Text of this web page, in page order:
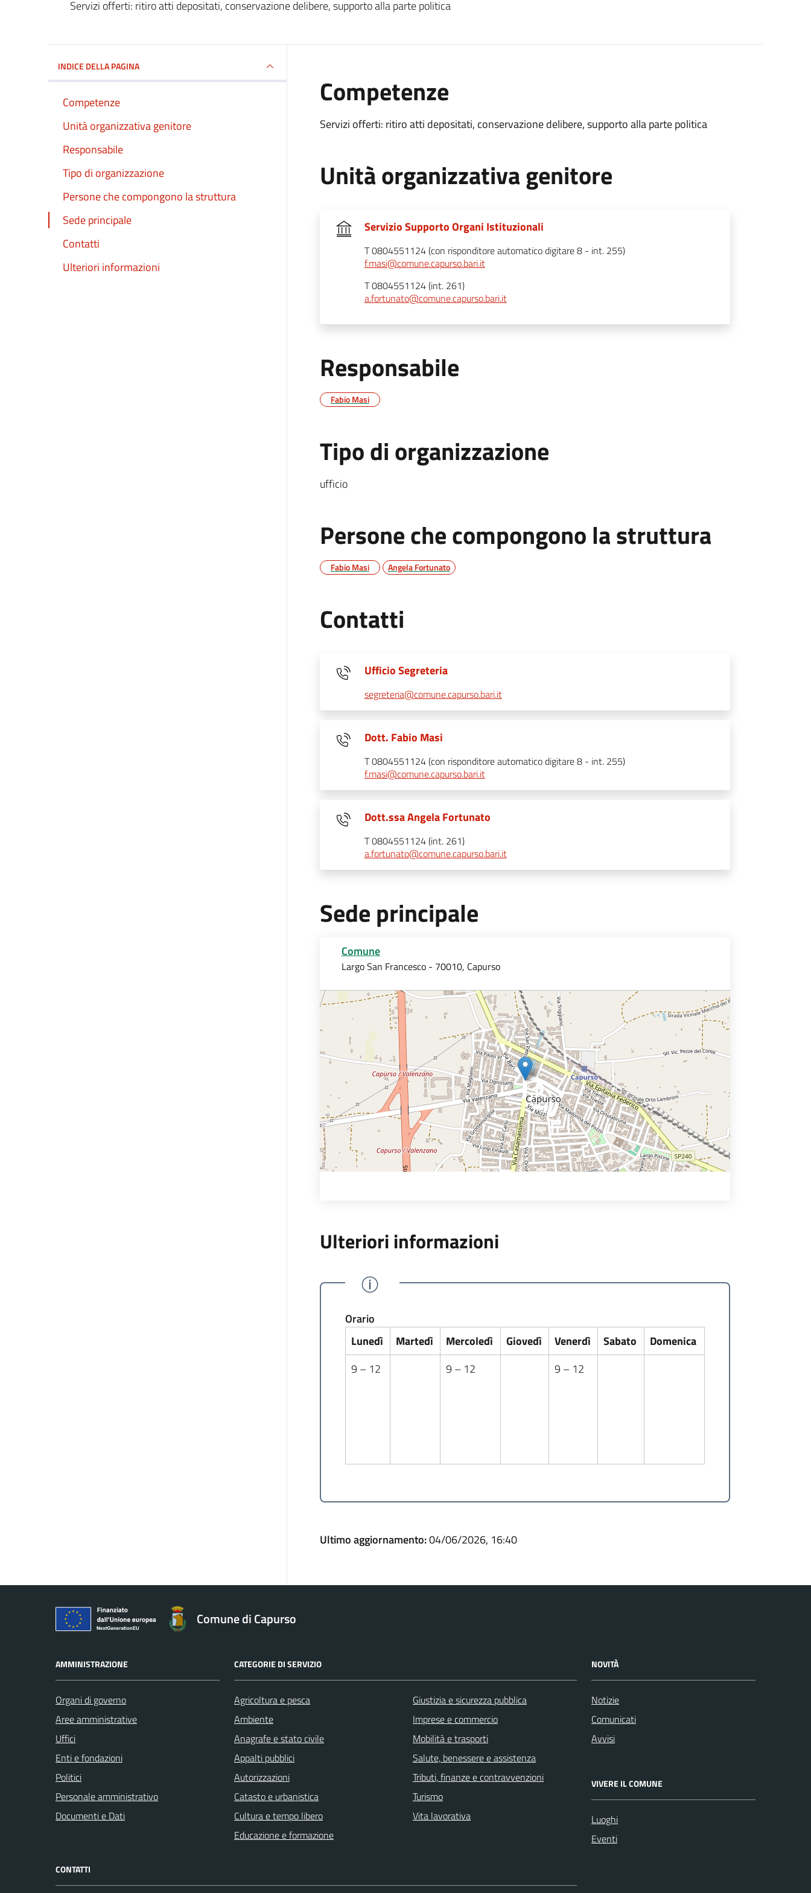
Servizi offerti: ritiro atti depositati, conservazione delibere, supporto alla parte politica
INDICE DELLA PAGINA
Competenze
Unità organizzativa genitore
Responsabile
Tipo di organizzazione
Persone che compongono la struttura
Sede principale
Contatti
Ulteriori informazioni
Competenze
Servizi offerti: ritiro atti depositati, conservazione delibere, supporto alla parte politica
Unità organizzativa genitore
Servizio Supporto Organi Istituzionali
T 0804551124 (con risponditore automatico digitare 8 - int. 255)
f.masi@comune.capurso.bari.it
T 0804551124 (int. 261)
a.fortunato@comune.capurso.bari.it
Responsabile
Fabio Masi
Tipo di organizzazione
ufficio
Persone che compongono la struttura
Fabio Masi Angela Fortunato
Contatti
Ufficio Segreteria
segreteria@comune.capurso.bari.it
Dott. Fabio Masi
T 0804551124 (con risponditore automatico digitare 8 - int. 255)
f.masi@comune.capurso.bari.it
Dott.ssa Angela Fortunato
T 0804551124 (int. 261)
a.fortunato@comune.capurso.bari.it
Sede principale
Comune
Largo San Francesco - 70010, Capurso
Ulteriori informazioni
Orario
Lunedì
Martedì Mercoledì Giovedì Venerdì Sabato
Domenica
9 – 12
9 – 12 9 – 12
Ultimo aggiornamento:04/06/2026, 16:40
Comune di Capurso
AMMINISTRAZIONE
Organi di governo
Aree amministrative
Uffici
Enti e fondazioni
Politici
Personale amministrativo
Documenti e Dati
CATEGORIE DI SERVIZIO
Agricoltura e pesca
Ambiente
Anagrafe e stato civile
Appalti pubblici
Autorizzazioni
Catasto e urbanistica
Cultura e tempo libero
Educazione e formazione
Giustizia e sicurezza pubblica
Imprese e commercio
Mobilità e trasporti
Salute, benessere e assistenza
Tributi, finanze e contravvenzioni
Turismo
Vita lavorativa
NOVITÀ
Notizie
Comunicati
Avvisi
VIVERE IL COMUNE
Luoghi
Eventi
CONTATTI